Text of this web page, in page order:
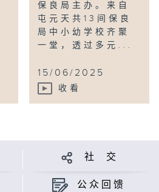
保良局主办。来自
屯元天共13间保良
局中小幼学校齐聚
一堂，透过多元...
15/06/2025
收看
社 交
公众回馈